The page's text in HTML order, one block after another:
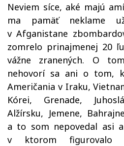
Neviem síce, aké majú
ma pamäť neklame
v Afganistane
zomrelo prinajmenej 20
vážne zranených. O
nehovorí sa ani o tom,
Američania v Iraku,
Kórei, Grenade,
Alžírsku, Jemene,
a to som nepovedal asi
v ktorom figurovalo